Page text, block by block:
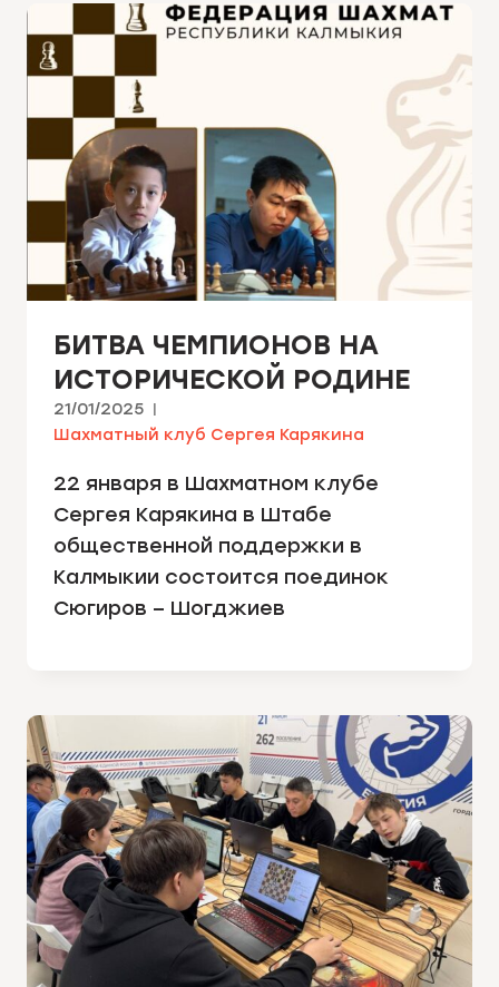
БИТВА ЧЕМПИОНОВ НА
ИСТОРИЧЕСКОЙ РОДИНЕ
21/01/2025
Шахматный клуб Сергея Карякина
22 января в Шахматном клубе
Сергея Карякина в Штабе
общественной поддержки в
Калмыкии состоится поединок
Сюгиров – Шогджиев